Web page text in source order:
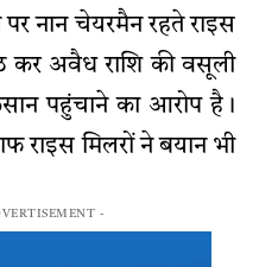
पर नान चेयरमैन रहते राइस
कर अवैध राशि की वसूली
पहुंचाने का आरोप है।
राइस मिलरों ने बयान भी
-